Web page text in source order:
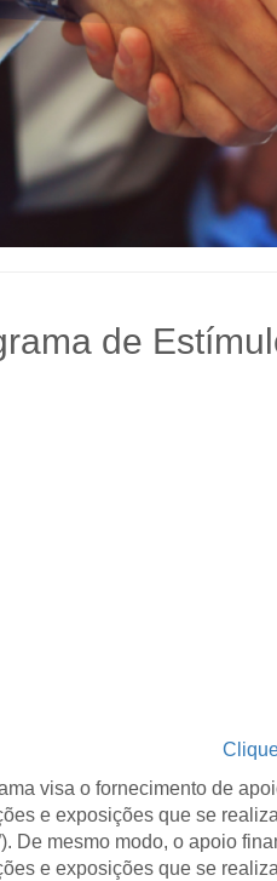
de
visa o fornecimento de
e exposições que se
De mesmo modo, o apoio
e exposições que se